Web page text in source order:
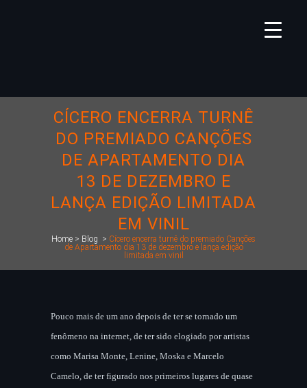
CÍCERO ENCERRA TURNÊ
DO PREMIADO CANÇÕES
DE APARTAMENTO DIA
13 DE DEZEMBRO E
LANÇA EDIÇÃO LIMITADA
EM VINIL
Home > Blog > Cícero encerra turnê do premiado Canções
de Apartamento dia 13 de dezembro e lança edição
limitada em vinil
Pouco mais de um ano depois de ter se tornado um
fenômeno na internet, de ter sido elogiado por artistas
como Marisa Monte, Lenine, Moska e Marcelo
Camelo, de ter figurado nos primeiros lugares de quase